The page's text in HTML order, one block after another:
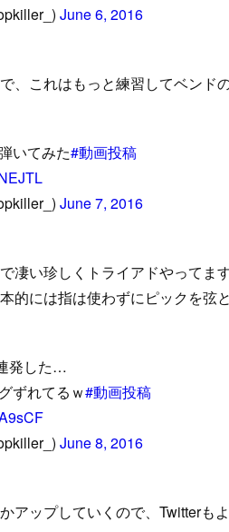
June 6, 2016
、これはもっと練習してベンド
いてみた#動画投稿
June 7, 2016
凄い珍しくトライアドやってます
的には指は使わずにピックを弦
発した…
ずれてるｗ#動画投稿
June 8, 2016
アップしていくので、Twitterも